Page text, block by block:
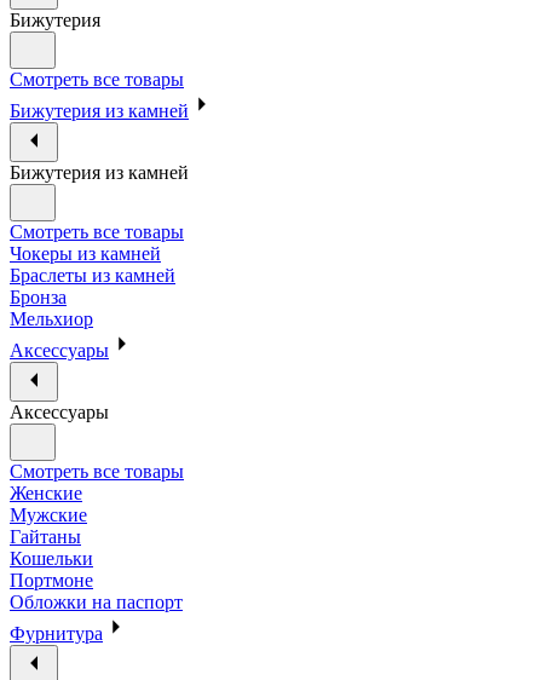
Бижутерия
Смотреть все товары
Бижутерия из камней
Бижутерия из камней
Смотреть все товары
Чокеры из камней
Браслеты из камней
Бронза
Мельхиор
Аксессуары
Аксессуары
Смотреть все товары
Женские
Мужские
Гайтаны
Кошельки
Портмоне
Обложки на паспорт
Фурнитура